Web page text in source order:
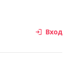
Вход